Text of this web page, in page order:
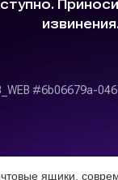
ящики,